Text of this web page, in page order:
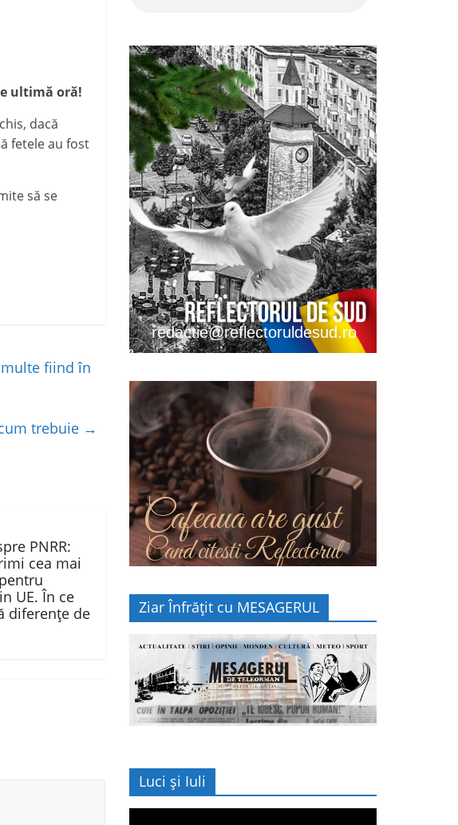
ultimă oră!
dacă
fetele au fost
să se
multe fiind în
trebuie →
PNRR:
cea mai
UE. În ce
diferenţe de
redactie@reflectoruldesud.ro
Cafeaua are gust
Cand citesti Reflectorul
Ziar Înfrățit cu MESAGERUL
Luci și Iuli